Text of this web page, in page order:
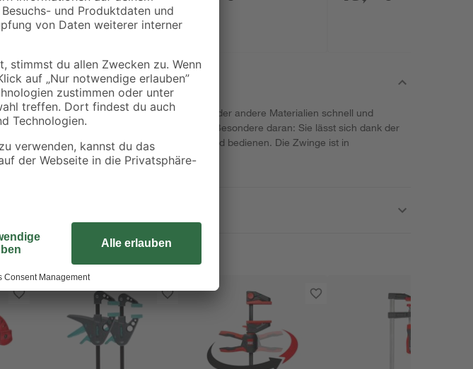
Mit der Zwinge 'Midi' von toom werden Hölzer oder andere Materialien schnell und
unkompliziert zum Verleimen eingespannt. Das Besondere daran: Sie lässt sich dank der
besonderen Hebelkonstruktion mit nur einer Hand bedienen. Die Zwinge ist in
verschiedenen Längen erhältlich.